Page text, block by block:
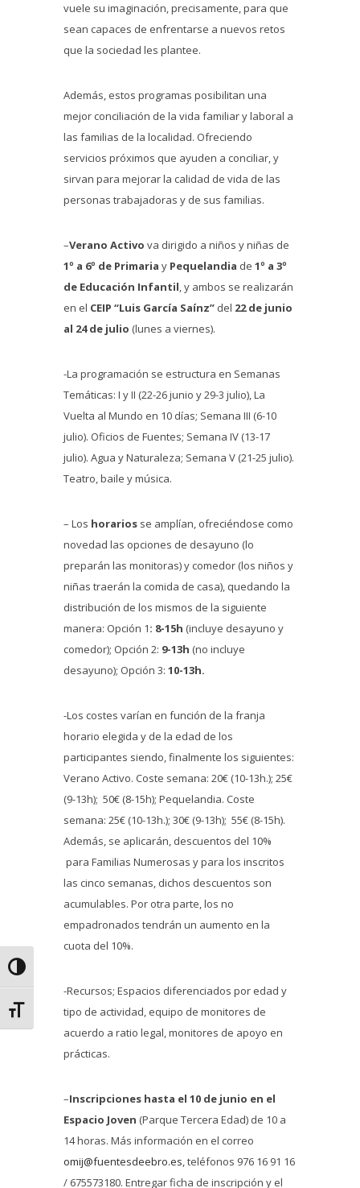
Alternar alto contraste
Alternar tamaño de letra
vuele su imaginación, precisamente, para que
sean capaces de enfrentarse a nuevos retos
que la sociedad les plantee.
Además, estos programas posibilitan una
mejor conciliación de la vida familiar y laboral a
las familias de la localidad. Ofreciendo
servicios próximos que ayuden a conciliar, y
sirvan para mejorar la calidad de vida de las
personas trabajadoras y de sus familias.
–Verano Activo va dirigido a niños y niñas de
1º a 6º de Primaria y Pequelandia de 1º a 3º
de Educación Infantil, y ambos se realizarán
en el CEIP “Luis García Saínz” del 22 de junio
al 24 de julio (lunes a viernes).
-La programación se estructura en Semanas
Temáticas: I y II (22-26 junio y 29-3 julio), La
Vuelta al Mundo en 10 días; Semana III (6-10
julio). Oficios de Fuentes; Semana IV (13-17
julio). Agua y Naturaleza; Semana V (21-25 julio).
Teatro, baile y música.
– Los horarios se amplían, ofreciéndose como
novedad las opciones de desayuno (lo
preparán las monitoras) y comedor (los niños y
niñas traerán la comida de casa), quedando la
distribución de los mismos de la siguiente
manera: Opción 1: 8-15h (incluye desayuno y
comedor); Opción 2: 9-13h (no incluye
desayuno); Opción 3: 10-13h.
-Los costes varían en función de la franja
horario elegida y de la edad de los
participantes siendo, finalmente los siguientes:
Verano Activo. Coste semana: 20€ (10-13h.); 25€
(9-13h); 50€ (8-15h); Pequelandia. Coste
semana: 25€ (10-13h.); 30€ (9-13h); 55€ (8-15h).
Además, se aplicarán, descuentos del 10%
para Familias Numerosas y para los inscritos
las cinco semanas, dichos descuentos son
acumulables. Por otra parte, los no
empadronados tendrán un aumento en la
cuota del 10%.
-Recursos; Espacios diferenciados por edad y
tipo de actividad, equipo de monitores de
acuerdo a ratio legal, monitores de apoyo en
prácticas.
–Inscripciones hasta el 10 de junio en el
Espacio Joven (Parque Tercera Edad) de 10 a
14 horas. Más información en el correo
omij@fuentesdeebro.es, teléfonos 976 16 91 16
/ 675573180. Entregar ficha de inscripción y el